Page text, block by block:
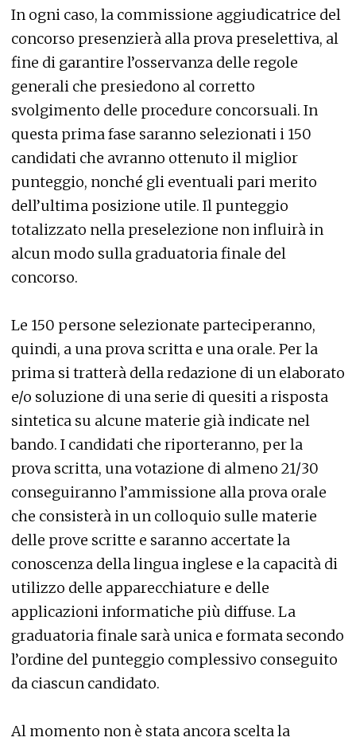
In ogni caso, la commissione aggiudicatrice del
concorso presenzierà alla prova preselettiva, al
fine di garantire l’osservanza delle regole
generali che presiedono al corretto
svolgimento delle procedure concorsuali. In
questa prima fase saranno selezionati i 150
candidati che avranno ottenuto il miglior
punteggio, nonché gli eventuali pari merito
dell’ultima posizione utile. Il punteggio
totalizzato nella preselezione non influirà in
alcun modo sulla graduatoria finale del
concorso.
Le 150 persone selezionate parteciperanno,
quindi, a una prova scritta e una orale. Per la
prima si tratterà della redazione di un elaborato
e/o soluzione di una serie di quesiti a risposta
sintetica su alcune materie già indicate nel
bando. I candidati che riporteranno, per la
prova scritta, una votazione di almeno 21/30
conseguiranno l’ammissione alla prova orale
che consisterà in un colloquio sulle materie
delle prove scritte e saranno accertate la
conoscenza della lingua inglese e la capacità di
utilizzo delle apparecchiature e delle
applicazioni informatiche più diffuse. La
graduatoria finale sarà unica e formata secondo
l’ordine del punteggio complessivo conseguito
da ciascun candidato.
Al momento non è stata ancora scelta la